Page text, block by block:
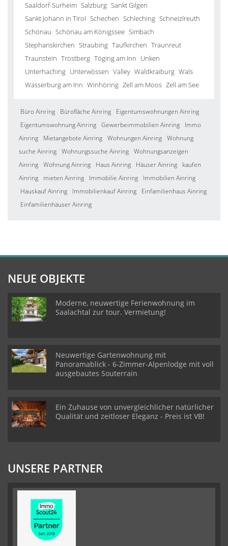
Saaldorf-Surheim Salzburg Sankt Gilgen
Sankt Johann in Tirol Schechen Schleching Schneizlreuth
Schönau Schönau am Königssee Simbach
Stephanskirchen Straubing Taufkirchen Traunreut
Traunstein Trostberg Töging am Inn Unken
Unterhaching Unterwössen Valley Waldkraiburg Wals
Wasserburg am Inn Winhöring Zell am Moos Zell am See
Büro Ainring Bürofläche Ainring
Eigentumswohnungen Ainring
Eigentumswohnung Ainring Gewerbeimmobilien Ainring
Immo
Ainring
Mietangebote Ainring Wohnungen Ainring Wohnung
suche Ainring Wohnungssuche Ainring Wohnungsanzeigen
Ainring Wohnung Ainring Haus Ainring Häuser Ainring
kaufen
Ainring
mieten Ainring Immobilie Ainring
Immobilien Ainring
Hauskauf Ainring
Immobilienkauf Ainring
Einfamilienhaus Ainring
Einfamilienhäuser Ainring
NEUE OBJEKTE
Moderne, neuwertige Ferienwohnung im
Saalachtal zur tour. Vermietung!
Neuwertige Gartenwohnung mit
Panoramablick - 6-Zimmer-Alpenlodge mit voll
ausgebautes Souterrain
Ein Zuhause von unvergleichlicher natürlicher
Qualität und zeitloser Eleganz - Preis ist VB!
UNSERE PARTNER